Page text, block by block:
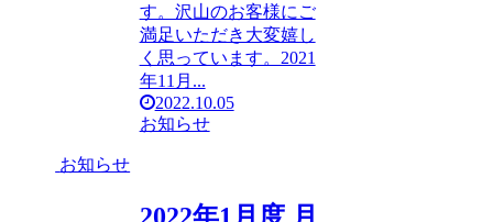
す。沢山のお客様にご
満足いただき大変嬉し
く思っています。2021
年11月...
2022.10.05
お知らせ
お知らせ